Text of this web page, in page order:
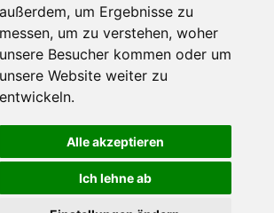
außerdem, um Ergebnisse zu
messen, um zu verstehen, woher
unsere Besucher kommen oder um
unsere Website weiter zu
entwickeln.
Alle akzeptieren
Ich lehne ab
Sitemap
über
9.12.2021/jd
Login